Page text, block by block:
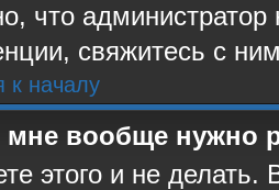
что
свяжитесь с
к началу
мне вообще нужно
этого и не делать.